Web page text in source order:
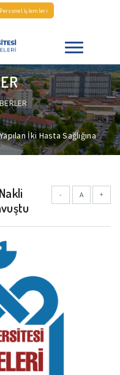
Personel İşlemleri
İki Hasta Sağlığına
- A +